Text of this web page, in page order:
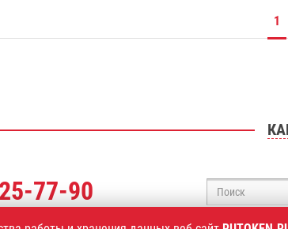
1
77-90